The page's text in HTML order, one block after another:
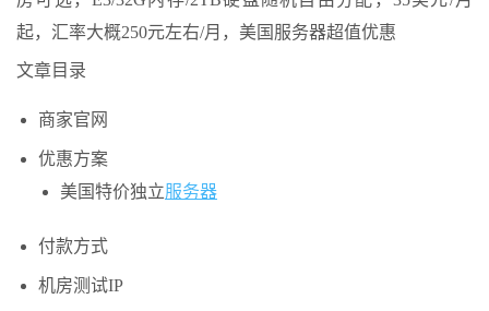
文章目录
商家官网
优惠方案
美国特价独立服务器
付款方式
机房测试IP